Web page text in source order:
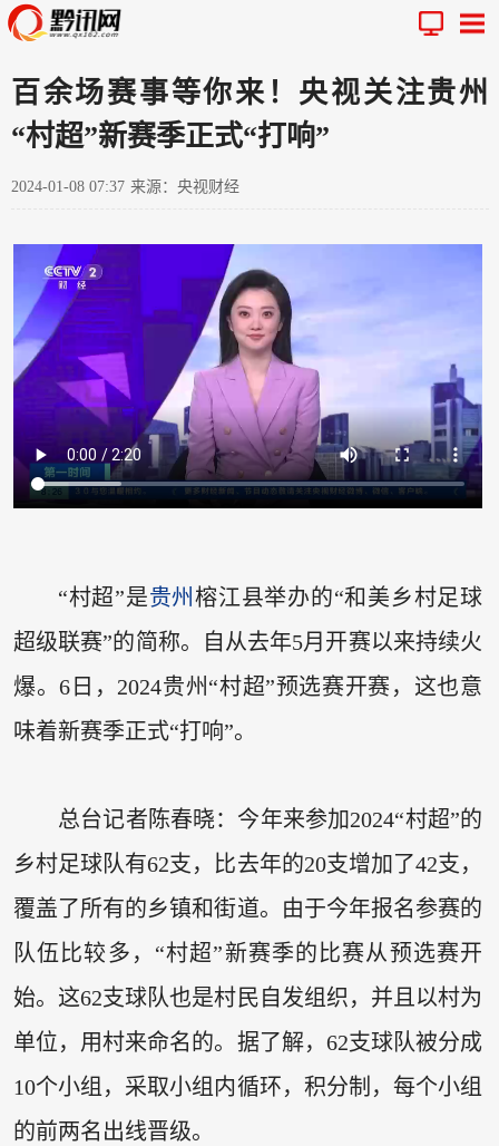
百余场赛事等你来！央视关注贵州
“村超”新赛季正式“打响”
2024-01-08 07:37 来源：央视财经
“村超”是贵州榕江县举办的“和美乡村足球
超级联赛”的简称。自从去年5月开赛以来持续火
爆。6日，2024贵州“村超”预选赛开赛，这也意
味着新赛季正式“打响”。
总台记者陈春晓：今年来参加2024“村超”的
乡村足球队有62支，比去年的20支增加了42支，
覆盖了所有的乡镇和街道。由于今年报名参赛的
队伍比较多，“村超”新赛季的比赛从预选赛开
始。这62支球队也是村民自发组织，并且以村为
单位，用村来命名的。据了解，62支球队被分成
10个小组，采取小组内循环，积分制，每个小组
的前两名出线晋级。